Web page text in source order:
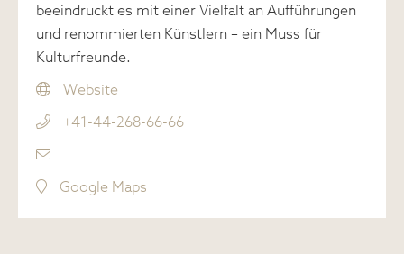
beeindruckt es mit einer Vielfalt an Aufführungen
und renommierten Künstlern – ein Muss für
Kulturfreunde.
Website
+41-44-268-66-66
Google Maps